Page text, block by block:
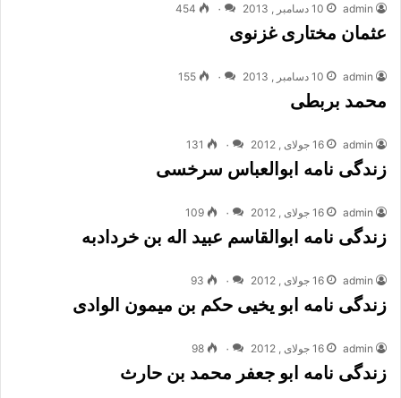
admin 10 دسامبر , 2013 ۰ 454
عثمان مختاری غزنوی
admin 10 دسامبر , 2013 ۰ 155
محمد بربطی
admin 16 جولای , 2012 ۰ 131
زندگی نامه ابوالعباس سرخسی
admin 16 جولای , 2012 ۰ 109
زندگی نامه ابوالقاسم عبید اله بن خردادبه
admin 16 جولای , 2012 ۰ 93
زندگی نامه ابو یخیی حکم بن میمون الوادی
admin 16 جولای , 2012 ۰ 98
زندگی نامه ابو جعفر محمد بن حارث